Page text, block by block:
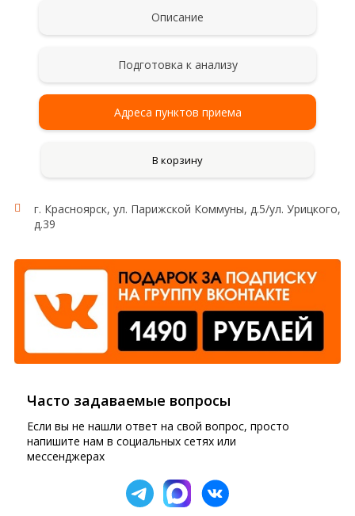
Описание
Подготовка к анализу
Адреса пунктов приема
В корзину
г. Красноярск, ул. Парижской Коммуны, д.5/ул. Урицкого,
д.39
Часто задаваемые вопросы
Если вы не нашли ответ на свой вопрос, просто
напишите нам в социальных сетях или
мессенджерах